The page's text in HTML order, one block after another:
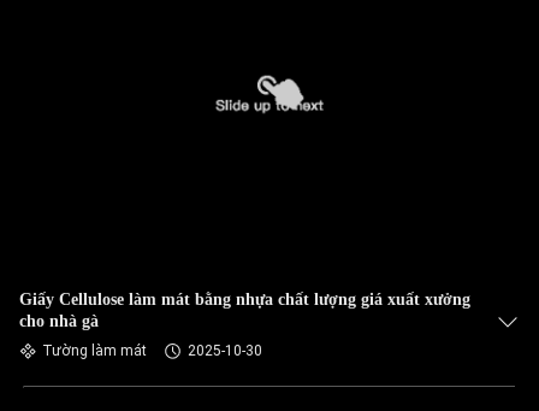
Giấy Cellulose làm mát bằng nhựa chất lượng giá xuất xưởng
cho nhà gà
Tường làm mát 2025-10-30